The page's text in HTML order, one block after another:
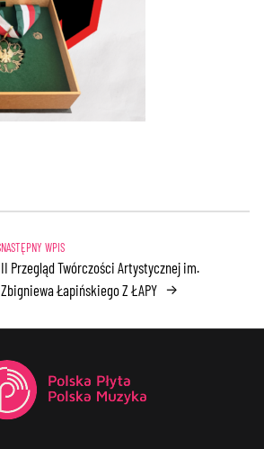
II Przegląd Twórczości Artystycznej im.
Zbigniewa Łapińskiego Z ŁAPY →